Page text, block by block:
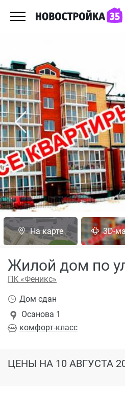
На карте 3D-
Жилой дом по
ПК «Феникс»
комфорт-класс
Осанова 1
Дом сдан
ЦЕНЫ НА 10 АВГУСТА